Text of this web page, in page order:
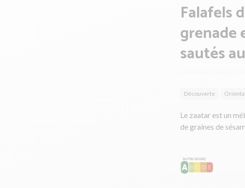
Falafels
grenade
sautés
Découverte Oriental
Le zaatar est un
de graines de